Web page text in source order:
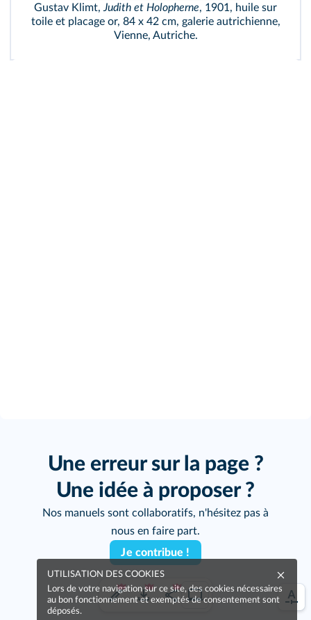
Gustav Klimt, Judith et Holopherne, 1901, huile sur
toile et placage or, 84 x 42 cm, galerie autrichienne,
Vienne, Autriche.
Une erreur sur la page ?
Une idée à proposer ?
Nos manuels sont collaboratifs, n'hésitez pas à
nous en faire part.
Je contribue !
UTILISATION DES COOKIES
Lors de votre navigation sur ce site, des cookies nécessaires
au bon fonctionnement et exemptés de consentement sont
déposés.